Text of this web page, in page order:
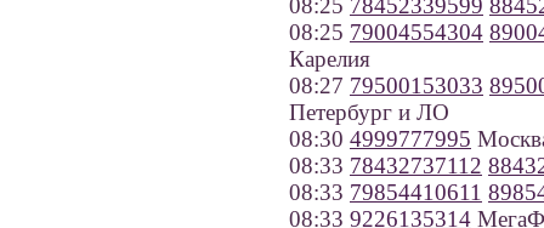
08:25 78452339599
08:25 79004554304
Карелия
08:27 79500153033
Петербург и ЛО
08:30 4999777995
08:33 78432737112
08:33 79854410611
08:33 9226135314